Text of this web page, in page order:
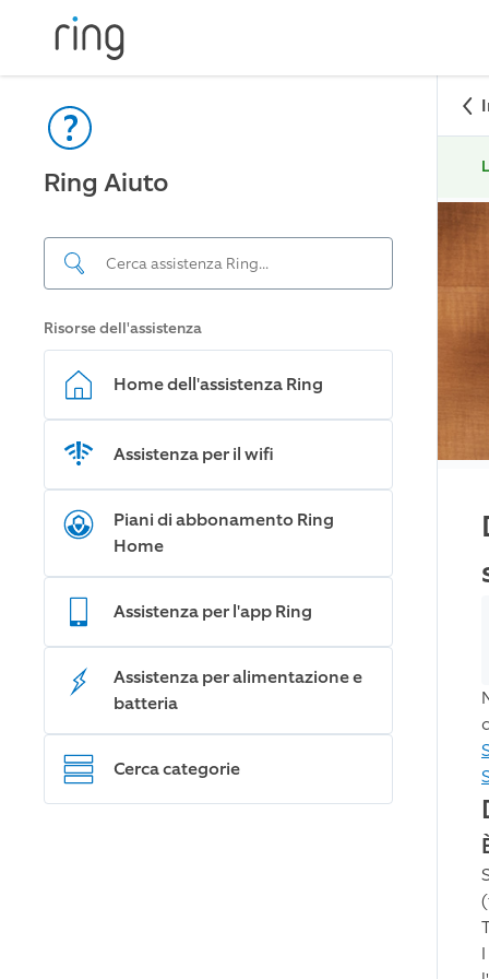
Ring Aiuto
Risorse dell'assistenza
Home dell'assistenza Ring
Assistenza per il wifi
Piani di abbonamento Ring
Home
Assistenza per l'app Ring
Assistenza per alimentazione e
batteria
Cerca categorie